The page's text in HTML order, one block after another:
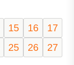
15 16
17
25 26
27